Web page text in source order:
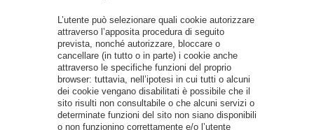
L’utente può selezionare quali cookie autorizzare
attraverso l’apposita procedura di seguito
prevista, nonché autorizzare, bloccare o
cancellare (in tutto o in parte) i cookie anche
attraverso le specifiche funzioni del proprio
browser: tuttavia, nell’ipotesi in cui tutti o alcuni
dei cookie vengano disabilitati è possibile che il
sito risulti non consultabile o che alcuni servizi o
determinate funzioni del sito non siano disponibili
o non funzionino correttamente e/o l’utente